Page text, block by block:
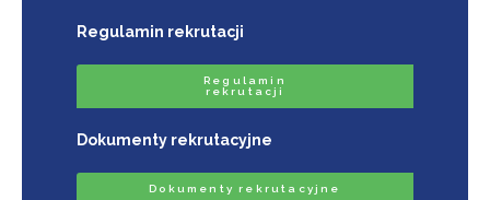
Regulamin rekrutacji
Regulamin
rekrutacji
Dokumenty rekrutacyjne
Dokumenty rekrutacyjne